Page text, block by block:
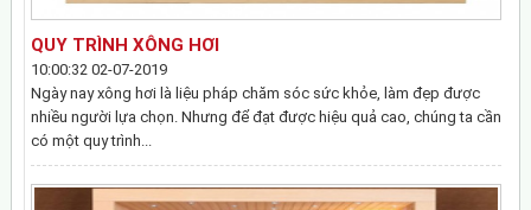
QUY TRÌNH XÔNG HƠI
10:00:32 02-07-2019
Ngày nay xông hơi là liệu pháp chăm sóc sức khỏe, làm đẹp được
nhiều người lựa chọn. Nhưng để đạt được hiệu quả cao, chúng ta cần
có một quy trình...